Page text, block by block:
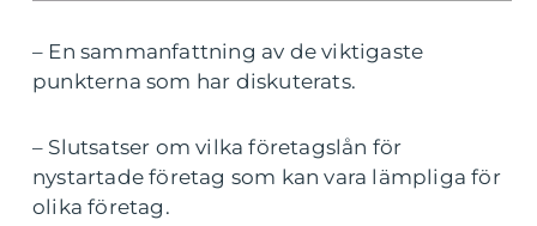
– En sammanfattning av de viktigaste
punkterna som har diskuterats.
– Slutsatser om vilka företagslån för
nystartade företag som kan vara lämpliga för
olika företag.